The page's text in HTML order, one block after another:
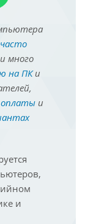
много
на ПКи
оплатыи
и